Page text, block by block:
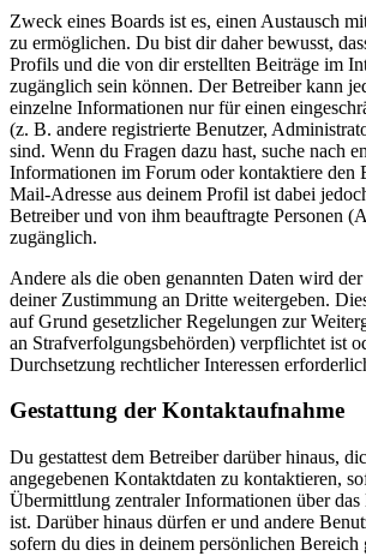
Zweck eines Boards ist es, einen Austausch
zu ermöglichen. Du bist dir daher bewusst,
Profils und die von dir erstellten Beiträge im
zugänglich sein können. Der Betreiber kann
einzelne Informationen nur für einen
(z. B. andere registrierte Benutzer,
sind. Wenn du Fragen dazu hast, suche nach
Informationen im Forum oder kontaktiere den
Mail-Adresse aus deinem Profil ist dabei
Betreiber und von ihm beauftragte Personen
zugänglich.
Andere als die oben genannten Daten wird
deiner Zustimmung an Dritte weitergeben.
auf Grund gesetzlicher Regelungen zur
an Strafverfolgungsbehörden) verpflichtet ist
Durchsetzung rechtlicher Interessen
Gestattung der Kontaktaufnahme
Du gestattest dem Betreiber darüber hinaus,
angegebenen Kontaktdaten zu kontaktieren,
Übermittlung zentraler Informationen über
ist. Darüber hinaus dürfen er und andere
sofern du dies in deinem persönlichen Bereich